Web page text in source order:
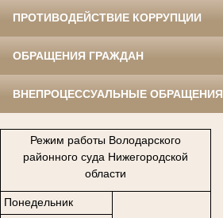
ПРОТИВОДЕЙСТВИЕ КОРРУПЦИИ
ОБРАЩЕНИЯ ГРАЖДАН
ВНЕПРОЦЕССУАЛЬНЫЕ ОБРАЩЕНИЯ
Режим работы Володарского
районного суда Нижегородской
области
Понедельник